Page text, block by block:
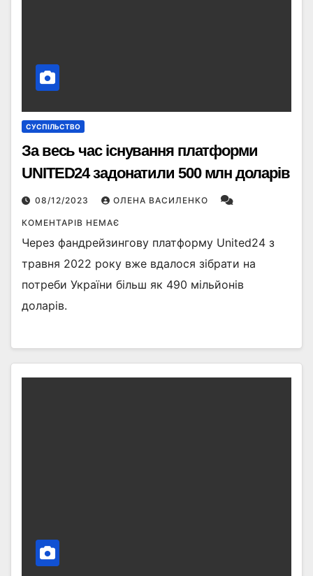
СУСПІЛЬСТВО
За весь час існування платформи
UNITED24 задонатили 500 млн доларів
08/12/2023 ОЛЕНА ВАСИЛЕНКО
КОМЕНТАРІВ НЕМАЄ
Через фандрейзингову платформу United24 з
травня 2022 року вже вдалося зібрати на
потреби України більш як 490 мільйонів
доларів.